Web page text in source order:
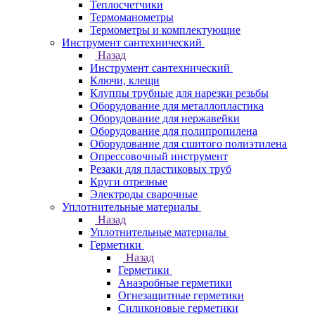
Теплосчетчики
Термоманометры
Термометры и комплектующие
Инструмент сантехнический
Назад
Инструмент сантехнический
Ключи, клещи
Клуппы трубные для нарезки резьбы
Оборудование для металлопластика
Оборудование для нержавейки
Оборудование для полипропилена
Оборудование для сшитого полиэтилена
Опрессовочный инструмент
Резаки для пластиковых труб
Круги отрезные
Электроды сварочные
Уплотнительные материалы
Назад
Уплотнительные материалы
Герметики
Назад
Герметики
Анаэробные герметики
Огнезащитные герметики
Силиконовые герметики